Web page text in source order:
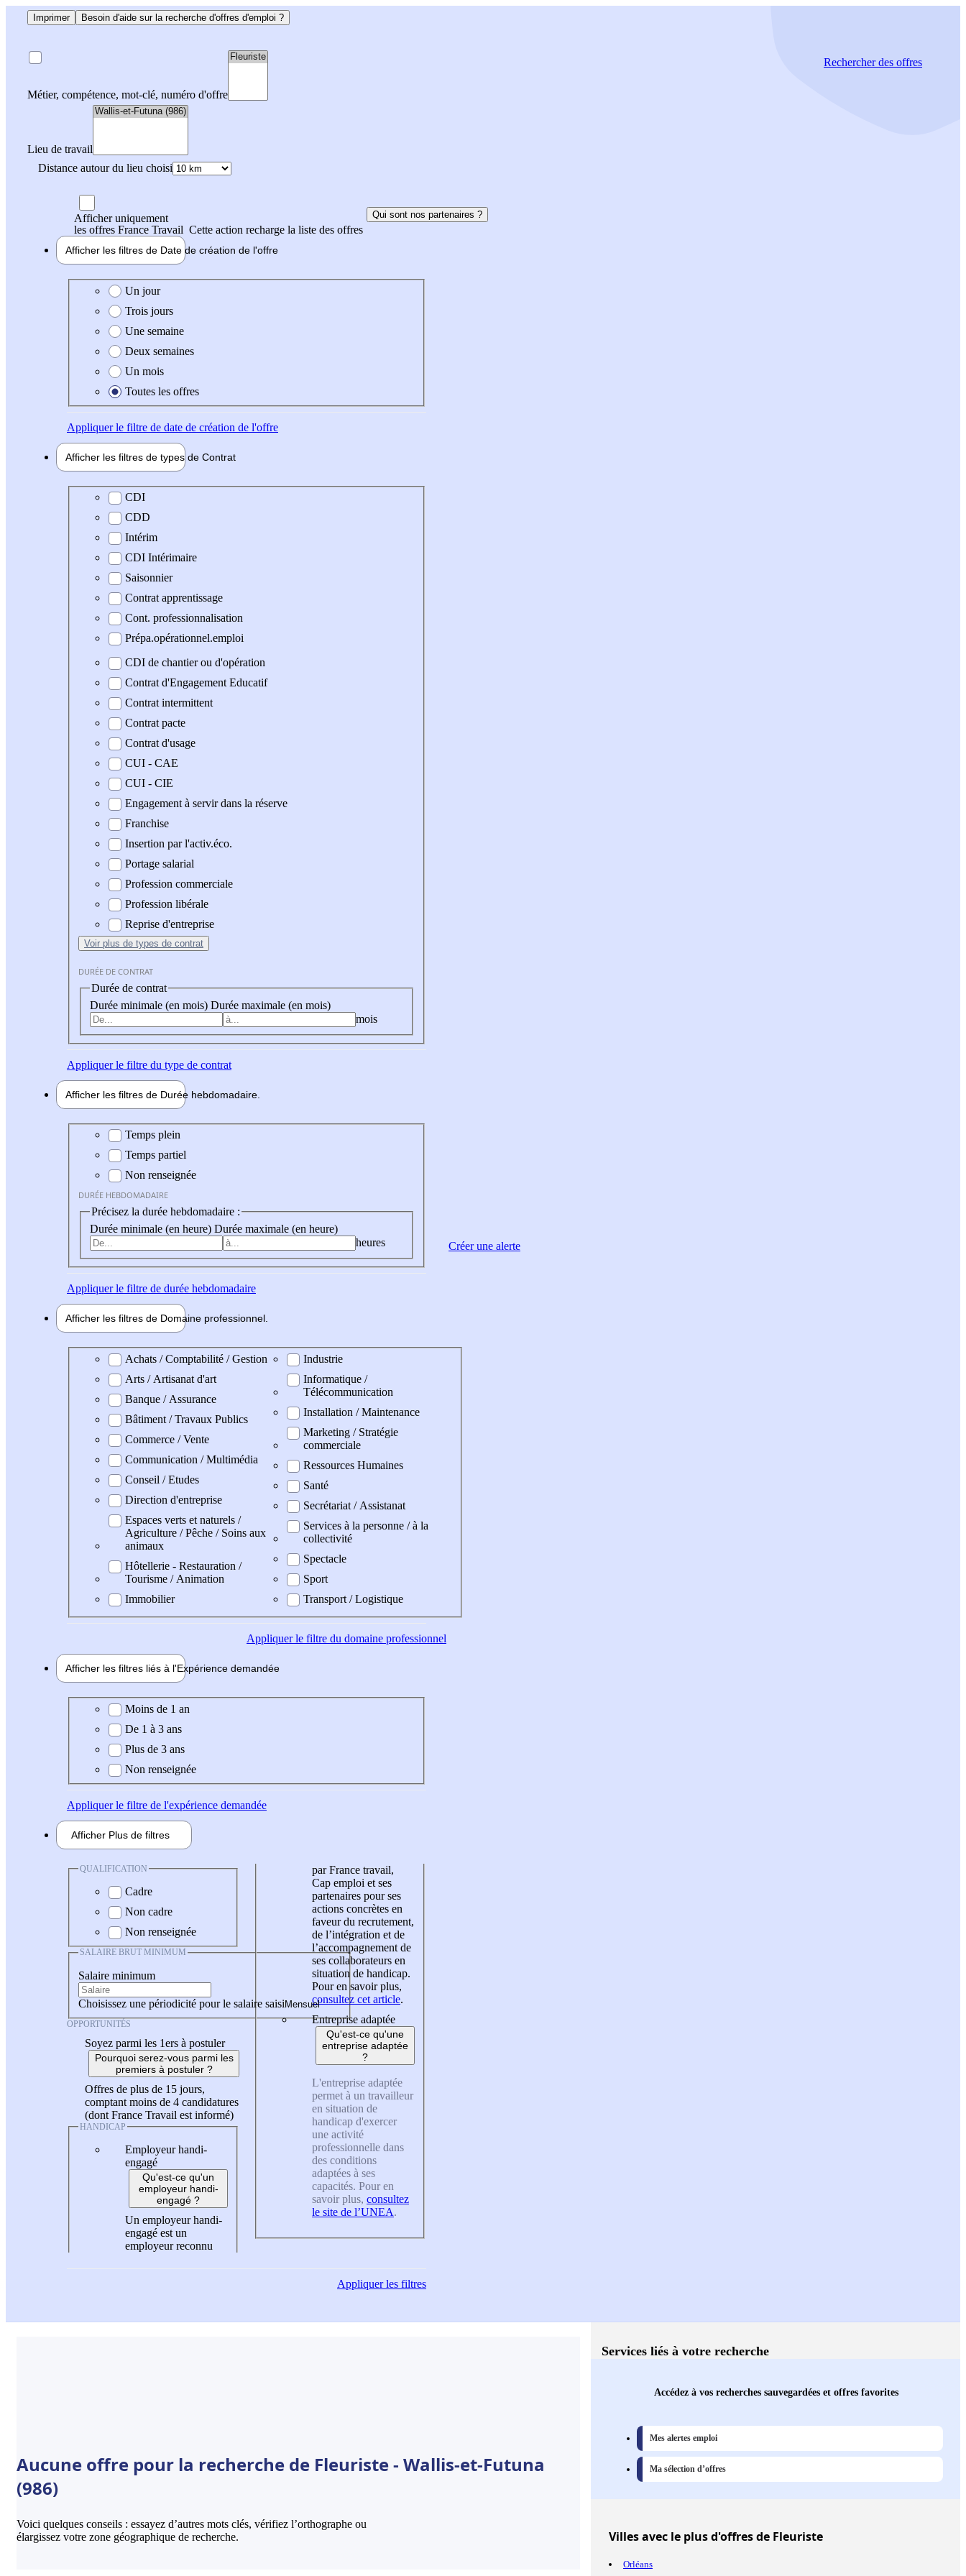
Imprimer Besoin d'aide sur la recherche d'offres d'emploi ?
Métier, compétence, mot-clé, numéro d'offre
Lieu de travail
Distance autour du lieu choisi
Rechercherdes offres
Afficher uniquement
les offres France Travail Cette action recharge la liste des offres
Qui sont nos partenaires ?
Afficher les filtres de Date de création de l'offre
Date de création de l'offre
Un jour
Trois jours
Une semaine
Deux semaines
Un mois
Toutes les offres
Appliquerle filtre de date de création de l'offre
Afficher les filtres de types de Contrat
Type de contrat
CDI
CDD
Intérim
CDI Intérimaire
Saisonnier
Contrat apprentissage
Cont. professionnalisation
Prépa.opérationnel.emploi
CDI de chantier ou d'opération
Contrat d'Engagement Educatif
Contrat intermittent
Contrat pacte
Contrat d'usage
CUI - CAE
CUI - CIE
Engagement à servir dans la réserve
Franchise
Insertion par l'activ.éco.
Portage salarial
Profession commerciale
Profession libérale
Reprise d'entreprise
Voir plus de types de contrat
DURÉE DE CONTRAT
Durée de contrat
Durée minimale (en mois) Durée maximale (en mois)
mois
Appliquerle filtre du type de contrat
Afficher les filtres de Durée hebdomadaire
Durée hebdomadaire
Temps plein
Temps partiel
Non renseignée
DURÉE HEBDOMADAIRE
Précisez la durée hebdomadaire :
Durée minimale (en heure) Durée maximale (en heure)
heures
Appliquerle filtre de durée hebdomadaire
Afficher les filtres de Domaine professionnel
Domaine professionel
Achats / Comptabilité / Gestion
Arts / Artisanat d'art
Banque / Assurance
Bâtiment / Travaux Publics
Commerce / Vente
Communication / Multimédia
Conseil / Etudes
Direction d'entreprise
Espaces verts et naturels /
Agriculture / Pêche / Soins aux
animaux
Hôtellerie - Restauration /
Tourisme / Animation
Immobilier
Industrie
Informatique /
Télécommunication
Installation / Maintenance
Marketing / Stratégie
commerciale
Ressources Humaines
Santé
Secrétariat / Assistanat
Services à la personne / à la
collectivité
Spectacle
Sport
Transport / Logistique
Appliquerle filtre du domaine professionnel
Afficher les filtres liés à l'Expérience demandée
Expérience demandée
Moins de 1 an
De 1 à 3 ans
Plus de 3 ans
Non renseignée
Appliquerle filtre de l'expérience demandée
Afficher Plus de filtres
QUALIFICATION
Cadre
Non cadre
Non renseignée
SALAIRE BRUT MINIMUM
Salaire minimum
Choisissez une périodicité pour le salaire saisi
OPPORTUNITÉS
Soyez parmi les 1ers à postuler
Pourquoi serez-vous parmi les
premiers à postuler ?
Offres de plus de 15 jours,
comptant moins de 4 candidatures
(dont France Travail est informé)
HANDICAP
Employeur handi-
engagé
Qu'est-ce qu'un
employeur handi-
engagé ?
Un employeur handi-
engagé est un
employeur reconnu
par France travail,
Cap emploi et ses
partenaires pour ses
actions concrètes en
faveur du recrutement,
de l’intégration et de
l’accompagnement de
ses collaborateurs en
situation de handicap.
Pour en savoir plus,
consultez cet article.
Entreprise adaptée
Qu'est-ce qu'une
entreprise adaptée
?
L'entreprise adaptée
permet à un travailleur
en situation de
handicap d'exercer
une activité
professionnelle dans
des conditions
adaptées à ses
capacités. Pour en
savoir plus, consultez
le site de l’UNEA.
Appliquerles filtres
Créer une alerte
Aucune offre pour la recherche de Fleuriste - Wallis-et-Futuna
(986)
Voici quelques conseils : essayez d’autres mots clés, vérifiez l’orthographe ou
élargissez votre zone géographique de recherche.
Services liés à votre recherche
Accédez à vos recherches sauvegardées et offres favorites
Mes alertes emploi
Ma sélection d’offres
Villesavec le plus d'offres de Fleuriste
Orléans